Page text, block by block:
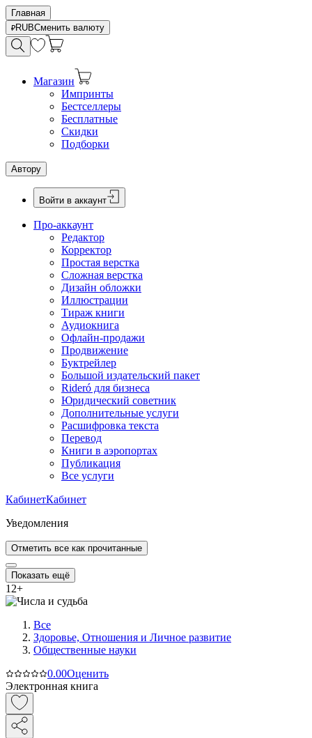
Главная
RUBСменить валюту
Магазин
Импринты
Бестселлеры
Бесплатные
Скидки
Подборки
Автору
Войти в аккаунт
Про-аккаунт
Редактор
Корректор
Простая верстка
Сложная верстка
Дизайн обложки
Иллюстрации
Тираж книги
Аудиокнига
Офлайн-продажи
Продвижение
Буктрейлер
Большой издательский пакет
Rideró для бизнеса
Юридический советник
Дополнительные услуги
Расшифровка текста
Перевод
Книги в аэропортах
Публикация
Все услуги
КабинетКабинет
Уведомления
Отметить все как прочитанные
Показать ещё
12+
Все
Здоровье, Отношения и Личное развитие
Общественные науки
0.00Оценить
Электронная книга